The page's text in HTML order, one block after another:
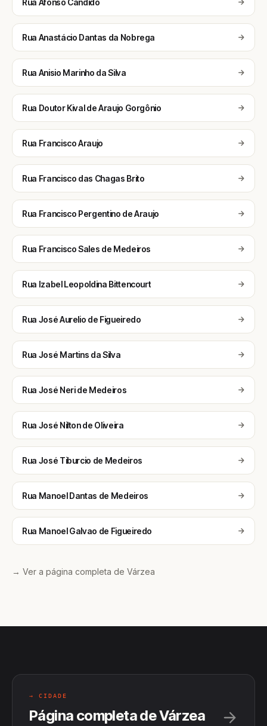
Rua Afonso Candido
Rua Anastácio Dantas da Nobrega
Rua Anisio Marinho da Silva
Rua Doutor Kival de Araujo Gorgônio
Rua Francisco Araujo
Rua Francisco das Chagas Brito
Rua Francisco Pergentino de Araujo
Rua Francisco Sales de Medeiros
Rua Izabel Leopoldina Bittencourt
Rua José Aurelio de Figueiredo
Rua José Martins da Silva
Rua José Neri de Medeiros
Rua José Nilton de Oliveira
Rua José Tiburcio de Medeiros
Rua Manoel Dantas de Medeiros
Rua Manoel Galvao de Figueiredo
→ Ver a página completa de Várzea
→ CIDADE
Página completa de Várzea